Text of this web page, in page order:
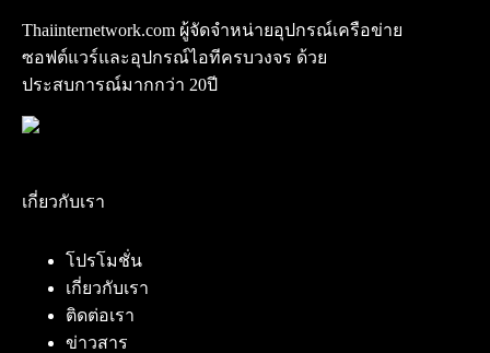
Thaiinternetwork.com ผู้จัดจำหน่ายอุปกรณ์เครือข่าย
ซอฟต์แวร์และอุปกรณ์ไอทีครบวงจร ด้วย
ประสบการณ์มากกว่า 20ปี
เกี่ยวกับเรา
โปรโมชั่น
เกี่ยวกับเรา
ติดต่อเรา
ข่าวสาร